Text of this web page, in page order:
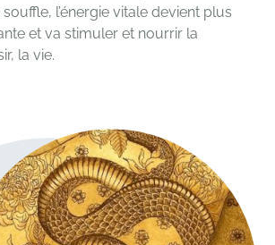
l’énergie vitale devient plus
et va stimuler et nourrir la
la vie.